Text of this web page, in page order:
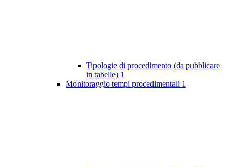
Tipologie di procedimento (da pubblicare
in tabelle) 1
Monitoraggio tempi procedimentali 1